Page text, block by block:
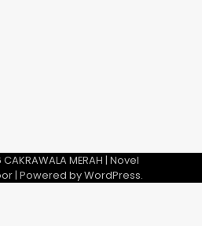
CAKRAWALA MERAH | Novel
| Powered byWordPress.